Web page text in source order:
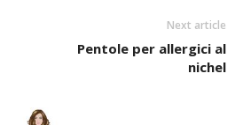
Next article
Pentole per allergici al
nichel